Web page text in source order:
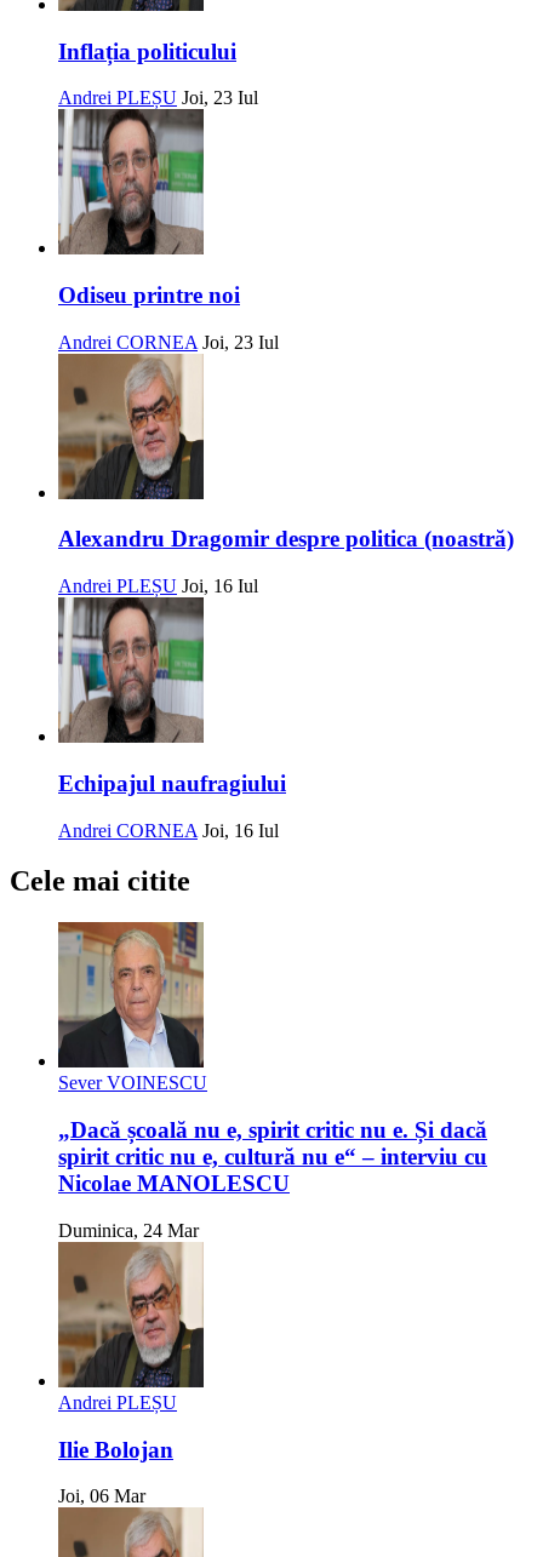
Inflația politicului
Andrei PLEȘU Joi, 23 Iul
Odiseu printre noi
Andrei CORNEA Joi, 23 Iul
Alexandru Dragomir despre politica (noastră)
Andrei PLEȘU Joi, 16 Iul
Echipajul naufragiului
Andrei CORNEA Joi, 16 Iul
Cele mai citite
Sever VOINESCU
„Dacă școală nu e, spirit critic nu e. Și dacă
spirit critic nu e, cultură nu e“ – interviu cu
Nicolae MANOLESCU
Duminica, 24 Mar
Andrei PLEȘU
Ilie Bolojan
Joi, 06 Mar